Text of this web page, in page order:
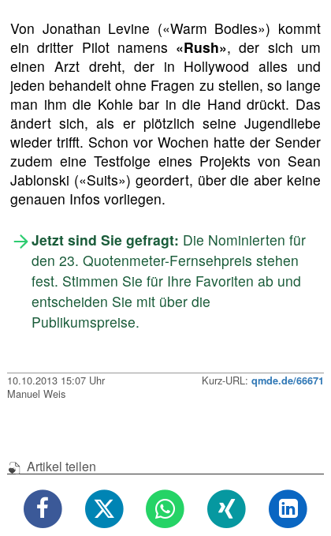
Von Jonathan Levine («Warm Bodies») kommt
ein dritter Pilot namens «Rush», der sich um
einen Arzt dreht, der in Hollywood alles und
jeden behandelt ohne Fragen zu stellen, so lange
man ihm die Kohle bar in die Hand drückt. Das
ändert sich, als er plötzlich seine Jugendliebe
wieder trifft. Schon vor Wochen hatte der Sender
zudem eine Testfolge eines Projekts von Sean
Jablonski («Suits») geordert, über die aber keine
genauen Infos vorliegen.
Jetzt sind Sie gefragt: Die Nominierten für
den 23. Quotenmeter-Fernsehpreis stehen
fest. Stimmen Sie für Ihre Favoriten ab und
entscheiden Sie mit über die
Publikumspreise.
10.10.2013 15:07 Uhr Kurz-URL: qmde.de/66671
Manuel Weis
Artikel teilen